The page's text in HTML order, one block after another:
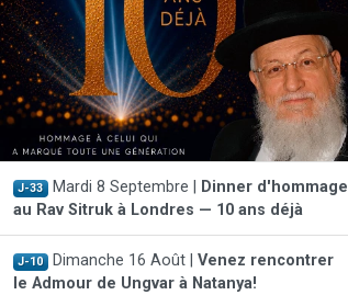
J-33 Mardi 8 Septembre |
Dinner d'hommage
au Rav Sitruk à Londres — 10 ans déjà
J-10 Dimanche 16 Août | Venez rencontrer
le Admour de Ungvar à Natanya!